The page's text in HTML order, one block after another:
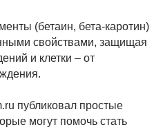
(бетаин, бета-каротин)
свойствами, защищая
и клетки – от
публиковал простые
могут помочь стать